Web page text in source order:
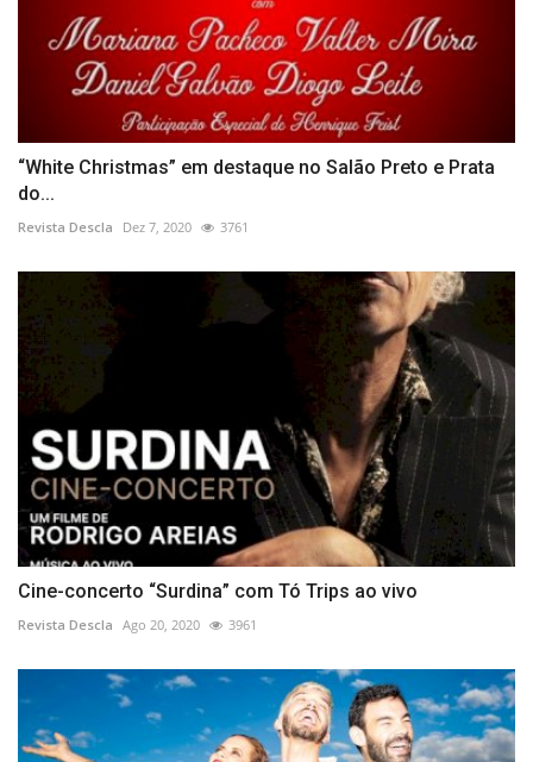
“White Christmas” em destaque no Salão Preto e Prata
do...
Revista Descla Dez 7, 2020 3761
Cine-concerto “Surdina” com Tó Trips ao vivo
Revista Descla Ago 20, 2020 3961